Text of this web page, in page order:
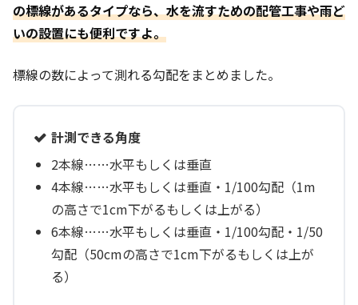
の標線があるタイプなら、水を流すための配管工事や雨ど
いの設置にも便利ですよ。
標線の数によって測れる勾配をまとめました。
計測できる角度
2本線……水平もしくは垂直
4本線……水平もしくは垂直・1/100勾配（1m
の高さで1cm下がるもしくは上がる）
6本線……水平もしくは垂直・1/100勾配・1/50
勾配（50cmの高さで1cm下がるもしくは上が
る）